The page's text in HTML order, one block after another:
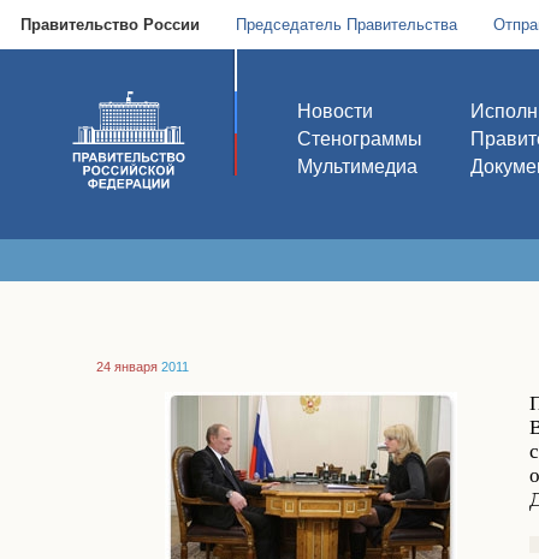
Правительство России Председатель Правительства
Новости
Стенограммы
Мультимедиа
24 января 2011